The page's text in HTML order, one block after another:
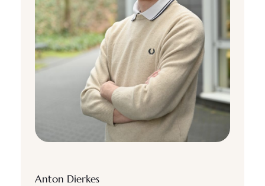
Anton Dierkes